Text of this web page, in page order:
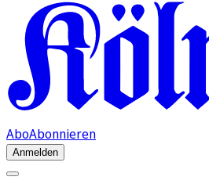
AboAbonnieren
Anmelden